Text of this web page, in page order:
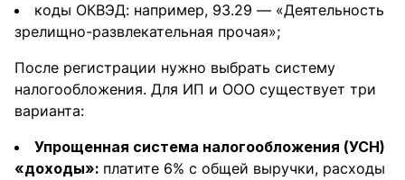
коды ОКВЭД: например, 93.29 — «Деятельность
зрелищно-развлекательная прочая»;
После регистрации нужно выбрать систему
налогообложения. Для ИП и ООО существует три
варианта:
Упрощенная система налогообложения (УСН)
«доходы»: платите 6% с общей выручки, расходы